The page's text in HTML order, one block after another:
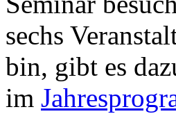
sechs
bin, gibt es
im